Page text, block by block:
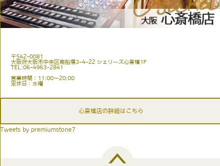
〒542-0081
大阪府大阪市中央区南船場3-4-22 シェリーズ心斎橋1F
TEL:06-4963-2841
営業時間：11:00〜20:00
定休日：水曜
心斎橋店の詳細はこちら
Tweets by premiumstone7